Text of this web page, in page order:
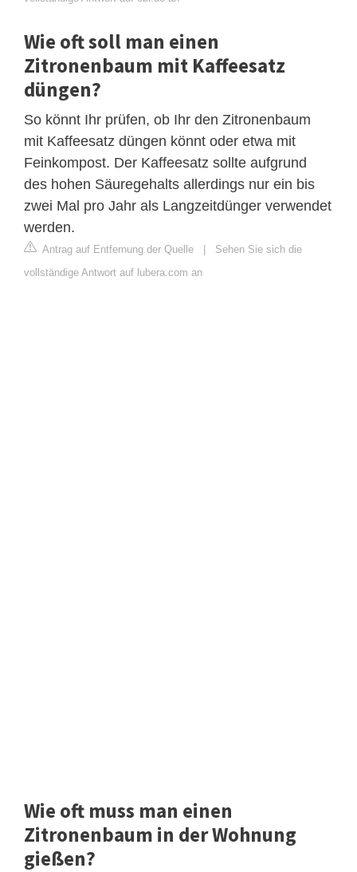
Wie oft soll man einen
Zitronenbaum mit Kaffeesatz
düngen?
So könnt Ihr prüfen, ob Ihr den Zitronenbaum
mit Kaffeesatz düngen könnt oder etwa mit
Feinkompost. Der Kaffeesatz sollte aufgrund
des hohen Säuregehalts allerdings nur ein bis
zwei Mal pro Jahr als Langzeitdünger verwendet
werden.
Antrag auf Entfernung der Quelle | Sehen Sie sich die
vollständige Antwort auf lubera.com an
Wie oft muss man einen
Zitronenbaum in der Wohnung
gießen?